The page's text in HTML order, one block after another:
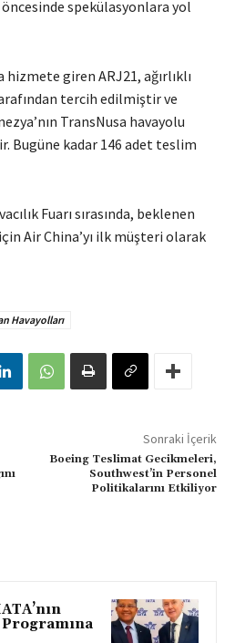
spekülasyonlara yol
hizmete giren ARJ21, ağırlıklı
tercih edilmiştir ve
TransNusa havayolu
Bugüne kadar 146 adet teslim
Fuarı sırasında, beklenen
Air China’yı ilk müşteri olarak
Havayolları
Sonraki İçerik
Boeing Teslimat Gecikmeleri,
Southwest’in Personel
Politikalarını Etkiliyor